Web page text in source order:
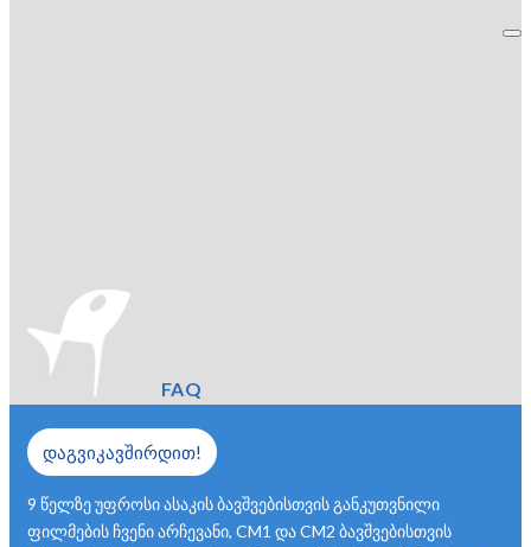
FAQ
დაგვიკავშირდით!
9 წელზე უფროსი ასაკის ბავშვებისთვის განკუთვნილი
ფილმების ჩვენი არჩევანი, CM1 და CM2 ბავშვებისთვის